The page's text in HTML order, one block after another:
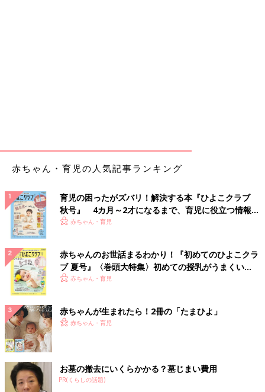
赤ちゃん・育児の人気記事ランキング
育児の困ったがズバリ！解決する本『ひよこクラブ
秋号』 4カ月～2才になるまで、育児に役立つ情報が
いっぱい！
赤ちゃん・育児
赤ちゃんのお世話まるわかり！『初めてのひよこクラ
ブ 夏号』〈巻頭大特集〉初めての授乳がうまくい
く！ おっぱい・ミルクの基本と夏のトラブル 解決テ
赤ちゃん・育児
赤ちゃんが生まれたら！2冊の「たまひよ」
赤ちゃん・育児
お墓の撤去にいくらかかる？墓じまい費用
PR(くらしの話題)